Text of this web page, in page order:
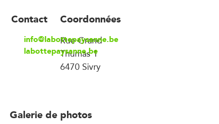
Contact
info@labottepaysanne.be
labottepaysanne.be
Coordonnées
Rue Grand
Thumas 1
6470 Sivry
Galerie de photos